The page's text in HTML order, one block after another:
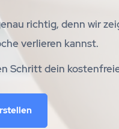
richtig, denn wir
verlieren kannst.
Schritt dein